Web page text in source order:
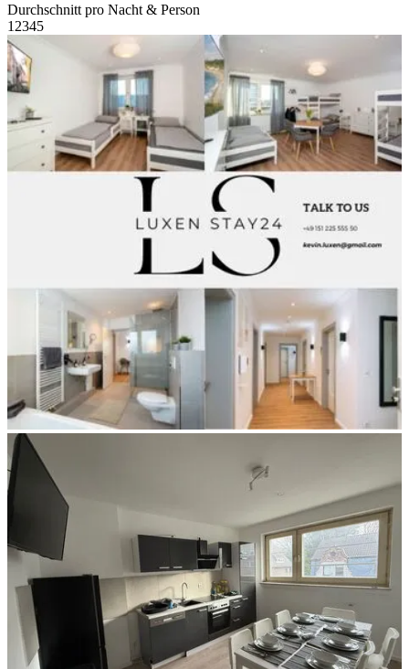
Durchschnitt pro Nacht & Person
12345